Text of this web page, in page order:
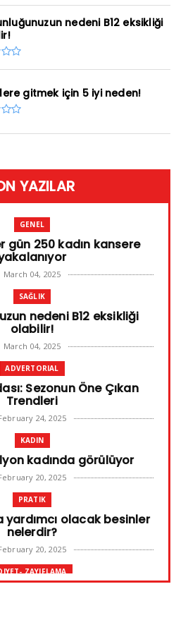
nedeni B12 eksikliği
gitmek için 5 iyi neden!
YAZILAR
GENEL
gün 250 kadın kansere
March 04, 2025
SAĞLIK
nedeni B12 eksikliği
olabilir!
March 04, 2025
ADVERTORIAL
Sezonun Öne Çıkan
Trendleri
24, 2025
KADIN
kadında görülüyor
20, 2025
PRATIK
yardımcı olacak besinler
nelerdir?
20, 2025
ZAYIFLAMA